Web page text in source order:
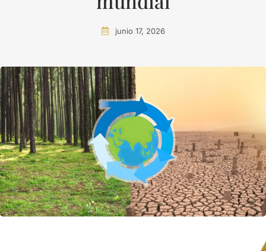
junio 17, 2026